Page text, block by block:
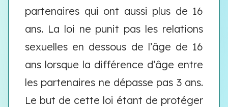
partenaires qui ont aussi plus de 16
ans. La loi ne punit pas les relations
sexuelles en dessous de l’âge de 16
ans lorsque la différence d’âge entre
les partenaires ne dépasse pas 3 ans.
Le but de cette loi étant de protéger